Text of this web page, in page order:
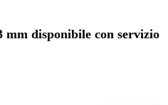
mm disponibile con servizio